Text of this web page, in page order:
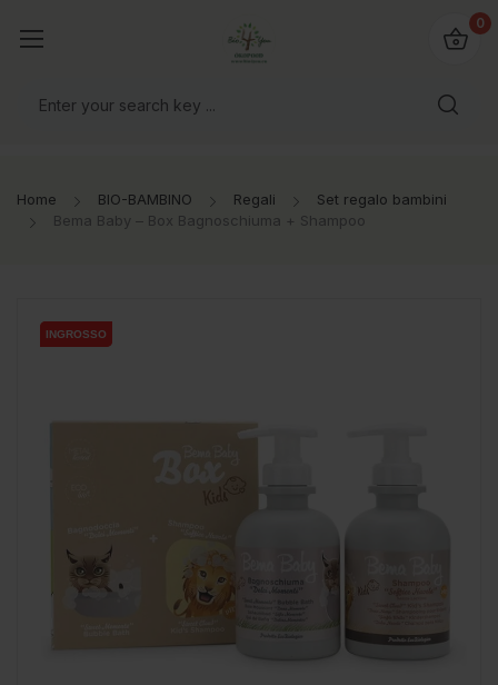
mondo!
0
Home BIO-BAMBINO Regali
Set regalo bambini
Bema Baby – Box Bagnoschiuma + Shampoo
INGROSSO
INGROSSO